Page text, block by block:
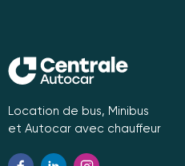
Location de bus, Minibus
et Autocar avec chauffeur